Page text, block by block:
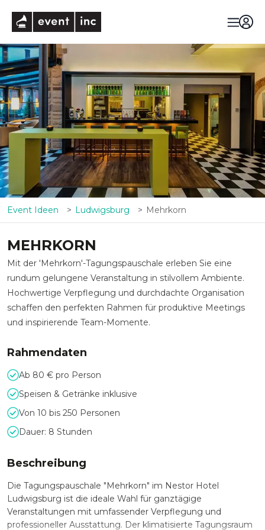
Event Ideen Ludwigsburg Mehrkorn
MEHRKORN
Mit der 'Mehrkorn'-Tagungspauschale erleben Sie eine
rundum gelungene Veranstaltung in stilvollem Ambiente.
Hochwertige Verpflegung und durchdachte Organisation
schaffen den perfekten Rahmen für produktive Meetings
und inspirierende Team-Momente.
Rahmendaten
Ab 80 € pro Person
Speisen & Getränke inklusive
Von 10 bis 250 Personen
Dauer: 8 Stunden
Beschreibung
Die Tagungspauschale "Mehrkorn" im Nestor Hotel
Ludwigsburg ist die ideale Wahl für ganztägige
Veranstaltungen mit umfassender Verpflegung und
professioneller Ausstattung. Der klimatisierte Tagungsraum